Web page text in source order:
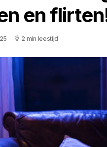
en
2 min leestijd